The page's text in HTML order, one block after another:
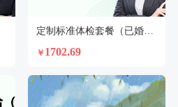
定制标准体检套餐（已婚女）【不支持回乡证】
￥ 1702.69